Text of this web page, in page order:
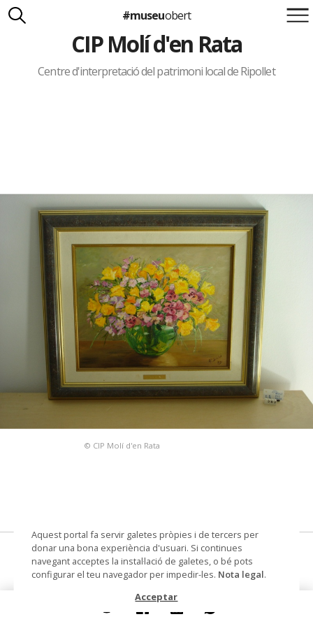
Suma't a la iniciativa
Carlota Royo
Francesca Barcellona
#museuobert
CIP Molí d'en Rata
Centre d'interpretació del patrimoni local de Ripollet
© CIP Molí d'en Rata
pintura
Autoria Saló Dausà, Roser
Aquest portal fa servir galetes pròpies i de tercers per
donar una bona experiència d'usuari. Si continues
navegant acceptes la instal·lació de galetes, o bé pots
configurar el teu navegador per impedir-les. Nota legal.
Acceptar